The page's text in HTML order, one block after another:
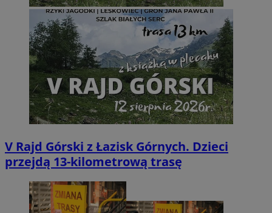
V Rajd Górski z Łazisk Górnych. Dzieci
przejdą 13-kilometrową trasę